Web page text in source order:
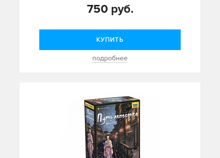
750 руб.
КУПИТЬ
подробнее